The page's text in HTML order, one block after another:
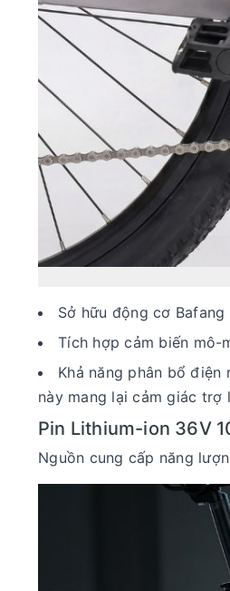
Sở hữu động cơ
Tích hợp cảm biến mô-
Khả năng phân bổ
này mang lại cảm giác
Pin Lithium-ion 36V
Nguồn cung cấp năng